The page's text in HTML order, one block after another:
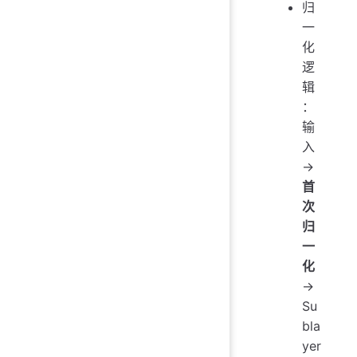
归
一
化
逻
辑
：
输
入
→
首
次
归
一
化
→
Su
bla
yer